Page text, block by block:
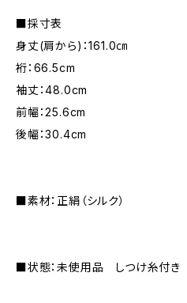
■採寸表
身丈(肩から)：161.0㎝
裄：66.5cm
袖丈：48.0cm
前幅：25.6cm
後幅：30.4cm
■素材：正絹（シルク）
■状態：未使用品 しつけ糸付き